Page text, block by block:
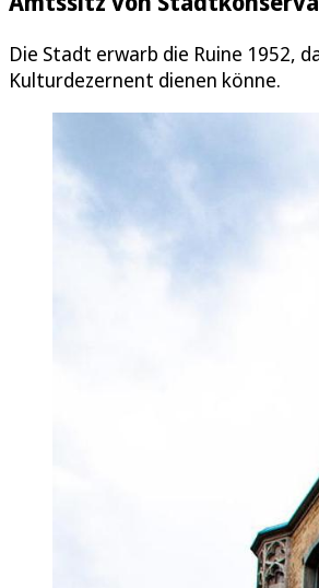
Die Stadt erwarb die Ruine 1952,
Kulturdezernent dienen könne.